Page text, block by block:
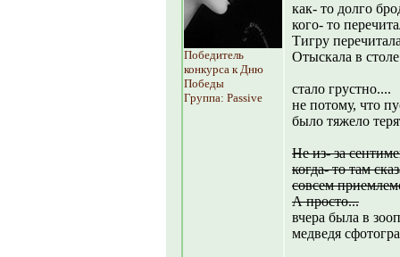
Победитель
конкурса к Дню
Победы
Группа: Passive
как- то долго
кого- то
Тигру
Отыскала в
стало грустно....
не потому, что
было тяжело
Не из- за
когда- то там
совсем
А просто...
вчера была в
медведя